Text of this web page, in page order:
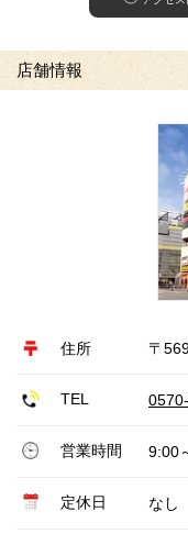
店舗情報
住所 〒
TEL
営業時間 9:00
定休日 なし